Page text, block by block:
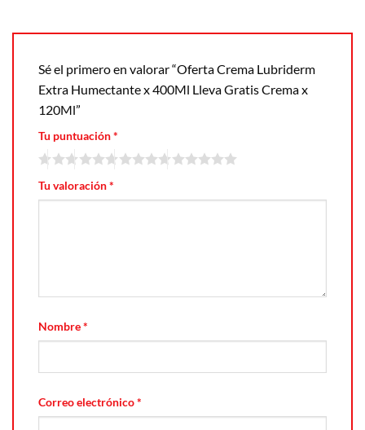
Sé el primero en valorar “Oferta Crema Lubriderm
Extra Humectante x 400Ml Lleva Gratis Crema x
120Ml”
Tu puntuación*
Tu valoración*
Nombre*
Correo electrónico*